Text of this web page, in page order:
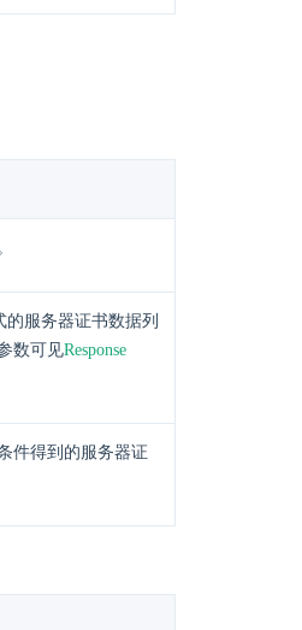
的服务器证书数据列
数可见Response
件得到的服务器证